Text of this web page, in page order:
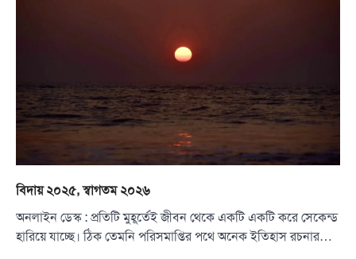
বিদায় ২০২৫, স্বাগতম ২০২৬
অনলাইন ডেস্ক : প্রতিটি মুহূর্তেই জীবন থেকে একটি একটি করে সেকেন্ড
হারিয়ে যাচ্ছে। ঠিক তেমনি পরিসমাপ্তির পথে অনেক ইতিহাস রচনার…